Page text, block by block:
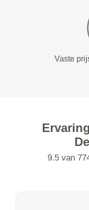
Vaste
9.5 van